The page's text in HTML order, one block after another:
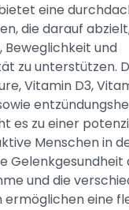
eine
die darauf
und
zu unterstützen.
Vitamin D3,
es zu einer
Menschen in
Gelenkgesundheit
und die
ermöglichen eine